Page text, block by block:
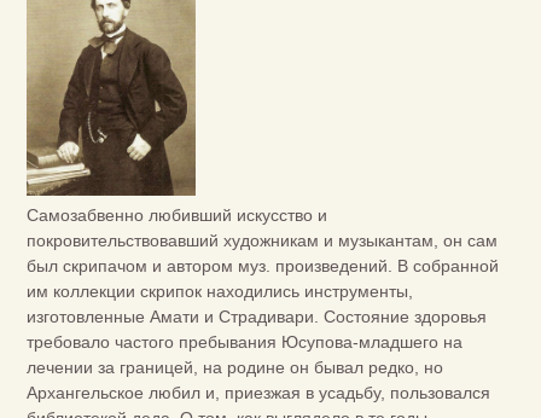
Самозабвенно любивший искусство и
покровительствовавший художникам и музыкантам, он сам
был скрипачом и автором муз. произведений. В собранной
им коллекции скрипок находились инструменты,
изготовленные Амати и Страдивари. Состояние здоровья
требовало частого пребывания Юсупова-младшего на
лечении за границей, на родине он бывал редко, но
Архангельское любил и, приезжая в усадьбу, пользовался